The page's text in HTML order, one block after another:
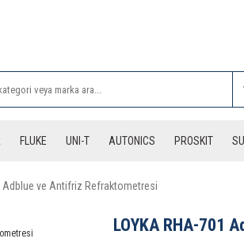
FLUKE UNI-T AUTONICS PROSKIT
Adblue ve Antifriz Refraktometresi
LOYKA RHA-701